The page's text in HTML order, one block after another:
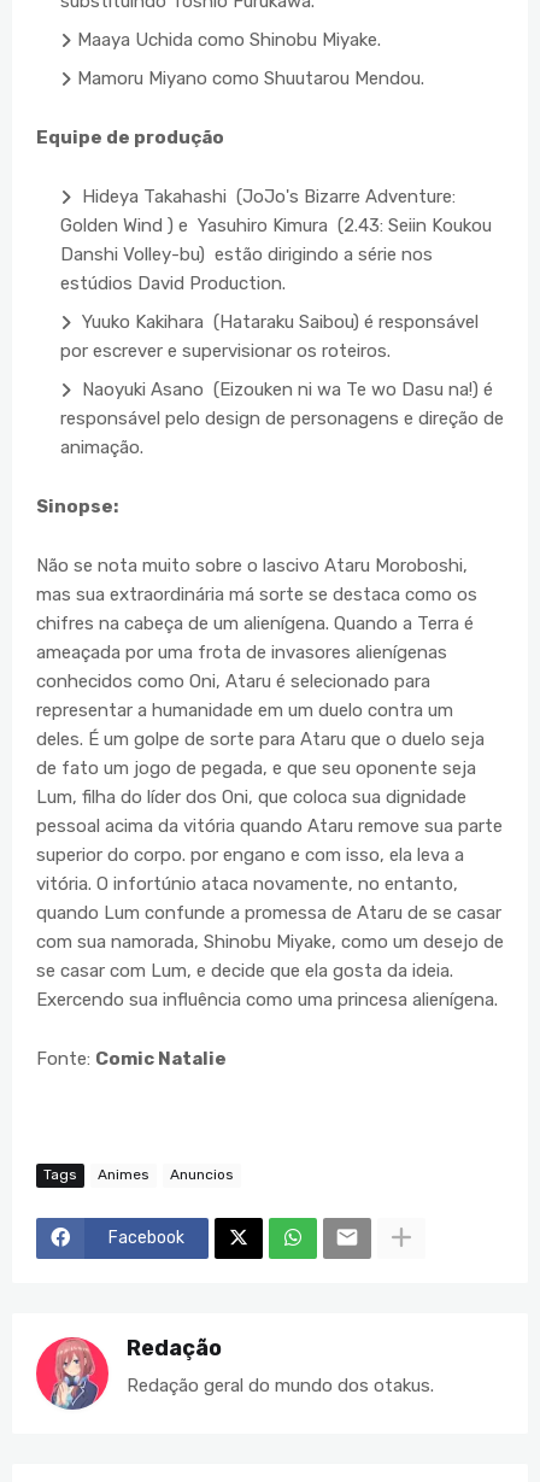
Maaya Uchida como Shinobu Miyake.
Mamoru Miyano como Shuutarou Mendou.
Equipe de produção
Hideya Takahashi (JoJo's Bizarre Adventure:
Golden Wind ) e Yasuhiro Kimura (2.43: Seiin Koukou
Danshi Volley-bu) estão dirigindo a série nos
estúdios David Production.
Yuuko Kakihara (Hataraku Saibou) é responsável
por escrever e supervisionar os roteiros.
Naoyuki Asano (Eizouken ni wa Te wo Dasu na!) é
responsável pelo design de personagens e direção de
animação.
Sinopse:
Não se nota muito sobre o lascivo Ataru Moroboshi,
mas sua extraordinária má sorte se destaca como os
chifres na cabeça de um alienígena. Quando a Terra é
ameaçada por uma frota de invasores alienígenas
conhecidos como Oni, Ataru é selecionado para
representar a humanidade em um duelo contra um
deles. É um golpe de sorte para Ataru que o duelo seja
de fato um jogo de pegada, e que seu oponente seja
Lum, filha do líder dos Oni, que coloca sua dignidade
pessoal acima da vitória quando Ataru remove sua parte
superior do corpo. por engano e com isso, ela leva a
vitória. O infortúnio ataca novamente, no entanto,
quando Lum confunde a promessa de Ataru de se casar
com sua namorada, Shinobu Miyake, como um desejo de
se casar com Lum, e decide que ela gosta da ideia.
Exercendo sua influência como uma princesa alienígena.
Fonte: Comic Natalie
Tags Animes Anuncios
Facebook
Redação
Redação geral do mundo dos otakus.